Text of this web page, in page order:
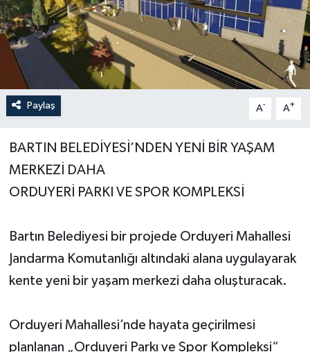
Paylaş A- A+
BARTIN BELEDİYESİ’NDEN YENİ BİR YAŞAM
MERKEZİ DAHA
ORDUYERİ PARKI VE SPOR KOMPLEKSİ
Bartın Belediyesi bir projede Orduyeri Mahallesi
Jandarma Komutanlığı altındaki alana uygulayarak
kente yeni bir yaşam merkezi daha oluşturacak.
Orduyeri Mahallesi’nde hayata geçirilmesi
planlanan „Orduyeri Parkı ve Spor Kompleksi“
Spor
Tarım
Turizm
Yerel Yönetimler
DÜNYA